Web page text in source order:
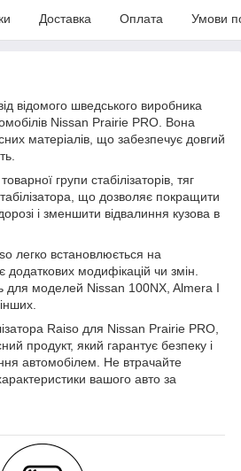
Доставка Оплата Умови
відомого шведського виробника
Nissan Prairie PRO. Вона
матеріалів, що забезпечує довгий
групи стабілізаторів, тяг
що дозволяє покращити
і зменшити відвалиння кузова в
легко встановлюється на
додаткових модифікацій чи змін.
для моделей Nissan 100NX, Almera I
Raiso для Nissan Prairie PRO,
продукт, який гарантує безпеку і
автомобілем. Не втрачайте
вашого авто за